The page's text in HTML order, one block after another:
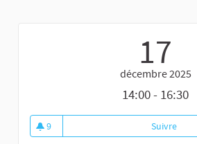
17
décembre 2025
14:00 - 16:30
9
9 abonnés
Suivre